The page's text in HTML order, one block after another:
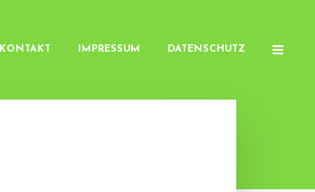
KONTAKT IMPRESSUM DATENSCHUTZ